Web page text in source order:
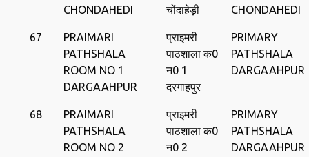
CHONDAHEDI
चोंदाहेड़ी
CHONDAHEDI
67
PRAIMARI
PATHSHALA
ROOM NO 1
DARGAAHPUR
प्राइमरी
पाठशाला क0
न0 1
दरगाहपुर
PRIMARY
PATHSHALA
DARGAAHPUR
68
PRAIMARI
PATHSHALA
ROOM NO 2
प्राइमरी
पाठशाला क0
न0 2
PRIMARY
PATHSHALA
DARGAAHPUR